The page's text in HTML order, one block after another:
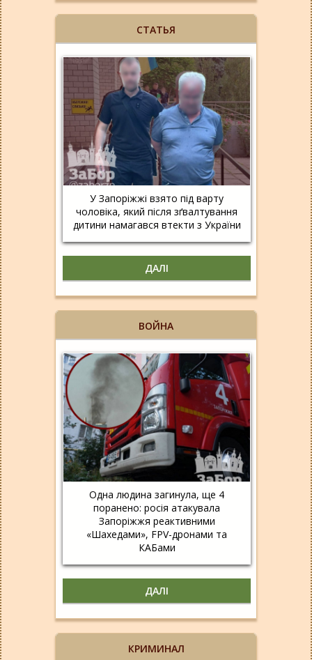
СТАТЬЯ
У Запоріжжі взято під варту
чоловіка, який після зґвалтування
дитини намагався втекти з України
ДАЛІ
ВОЙНА
Одна людина загинула, ще 4
поранено: росія атакувала
Запоріжжя реактивними
«Шахедами», FPV-дронами та
КАБами
ДАЛІ
КРИМИНАЛ